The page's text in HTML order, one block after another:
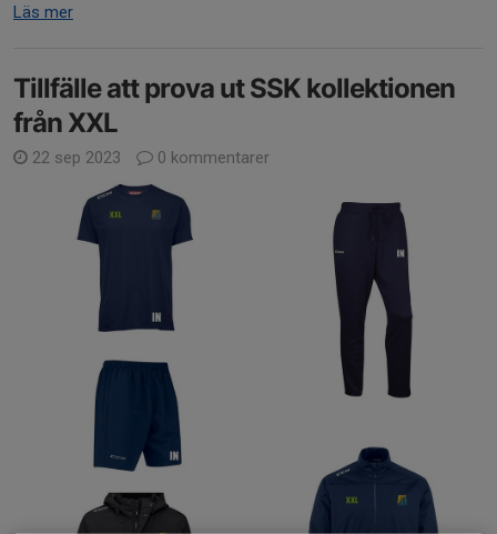
Läs mer
Tillfälle att prova ut SSK kollektionen
från XXL
22 sep 2023 0 kommentarer